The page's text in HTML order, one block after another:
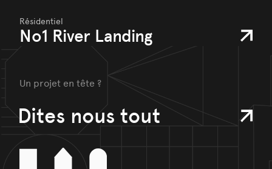
Résidentiel
No1 River Landing
Un projet en tête ?
Dites nous tout